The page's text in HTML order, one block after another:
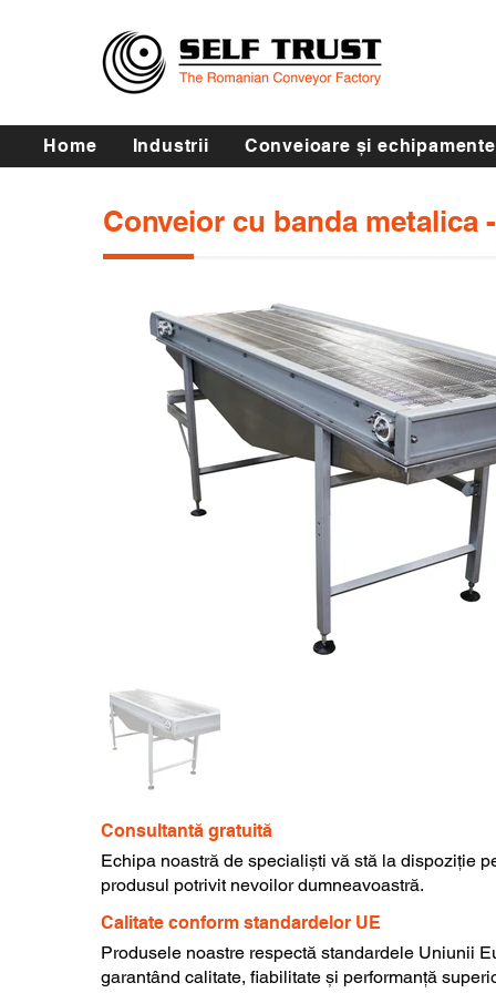
Home Industrii Conveioare și echipamente
Conveior cu banda metalica
Consultantă gratuită
Echipa noastră de specialiști vă stă la dispoziție
produsul potrivit nevoilor dumneavoastră.
Calitate conform standardelor UE
Produsele noastre respectă standardele Uniunii
garantând calitate, fiabilitate și performanță